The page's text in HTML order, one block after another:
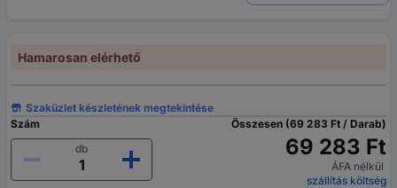
Hamarosan elérhető
Szaküzlet készletének megtekintése
Szám
db
Összesen (69 283 Ft / Darab)
69 283 Ft
ÁFA nélkül
szállítás költség